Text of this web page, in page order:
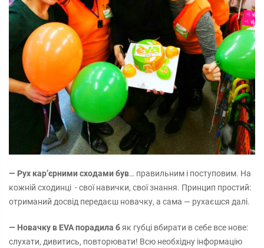
— Рух кар’єрними сходами був… правильним і поступовим. На
кожній сходинці - свої навички, свої знання. Принцип простий:
отриманий досвід передаєш новачку, а сама — рухаєшся далі.
— Новачку в EVA порадила бяк губці вбирати в себе все нове:
слухати, дивитись, повторювати! Всю необхідну інформацію